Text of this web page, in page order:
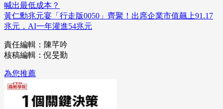
喊出最低成本？
黃仁勳兆元宴「行走版0050」齊聚！出席企業市值飆上91.17
兆元，AI一年灌進54兆元
責任編輯：陳芊吟
核稿編輯：倪旻勤
為您推薦